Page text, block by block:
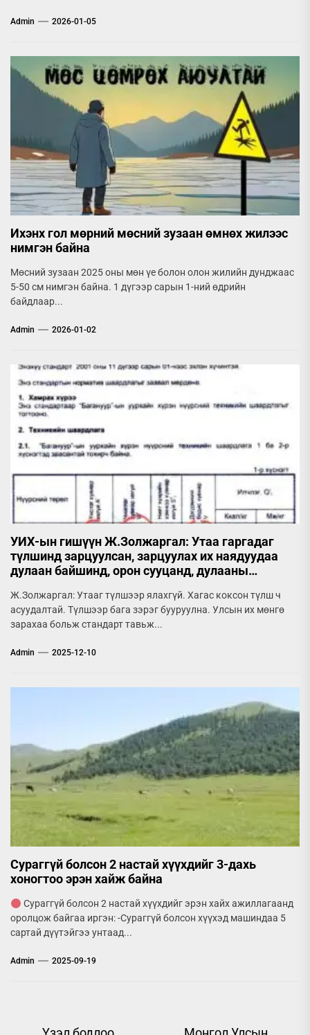
Admin 2026-01-05
Ихэнх гол мөрний мөсний зузаан өмнөх жилээс
нимгэн байна
Мөсний зузаан 2025 оны мөн үе болон олон жилийн дунджаас
5-50 см нимгэн байна. 1 дүгээр сарын 1-ний өдрийн
байдлаар...
Admin 2026-01-02
УИХ-ын гишүүн Ж.Золжаргал: Утаа гаргадаг
түлшинд зарцуулсан, зарцуулах их наядуудаа
дулаан байшинд, орон сууцанд, дулааны
Ж.Золжаргал: Утааг түлшээр ялахгүй. Хагас коксон түлш ч
асуудалтай. Түлшээр бага зэрэг бууруулна. Улсын их мөнгө
зарахаа больж стандарт тавьж...
Admin 2025-12-10
Сураггүй болсон 2 настай хүүхдийг 3-дахь
хоногтоо эрэн хайж байна
Сураггүй болсон 2 настай хүүхдийг эрэн хайх ажиллагаанд
оролцож байгаа иргэн: -Сураггүй болсон хүүхэд машиндаа 5
сартай дүүтэйгээ унтаад...
Admin 2025-09-19